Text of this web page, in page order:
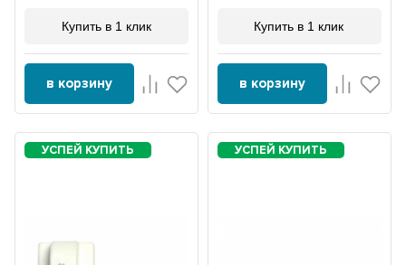
Купить в 1 клик
в корзину
Купить в 1 клик
в корзину